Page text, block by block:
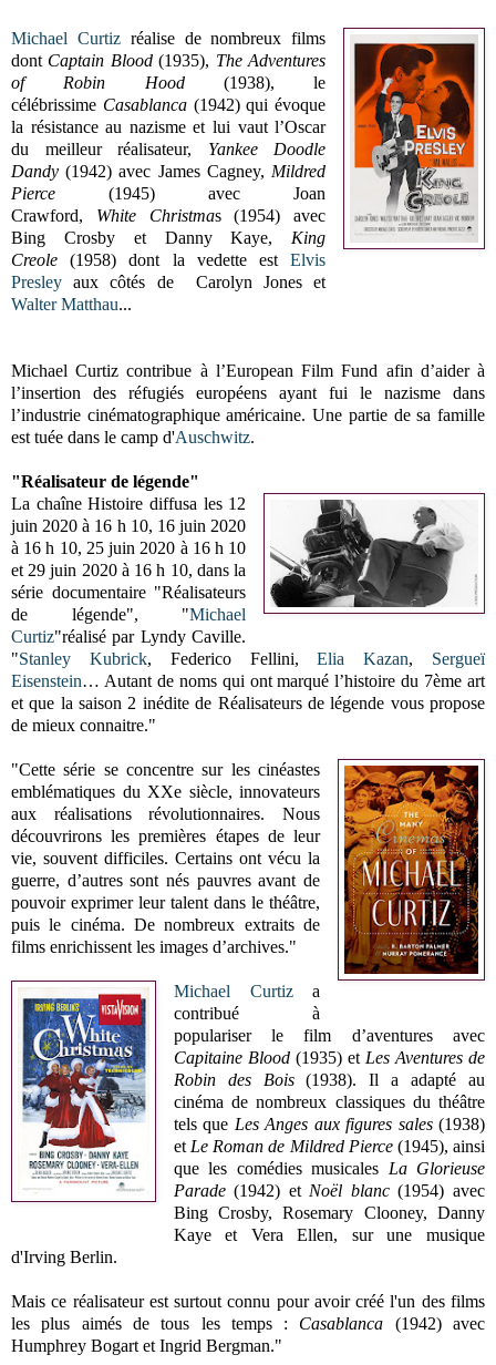
Michael Curtiz réalise de nombreux films
dont Captain Blood(1935), The Adventures
of Robin Hood(1938), le
célébrissime Casablanca(1942) qui évoque
la résistance au nazisme et lui vaut l’Oscar
du meilleur réalisateur, Yankee Doodle
Dandy (1942) avec James Cagney, Mildred
Pierce (1945) avec Joan
Crawford, White Christmas (1954) avec
Bing Crosby et Danny Kaye, King
Creole (1958) dont la vedette estElvis
Presley aux côtés de Carolyn Jones et
Walter Matthau...
Michael Curtiz contribue à l’European Film Fund afin d’aider à
l’insertion des réfugiés européens ayant fui le nazisme dans
l’industrie cinématographique américaine.Une partie de sa famille
est tuée dans le camp d'Auschwitz.
"Réalisateur de légende"
La chaîne Histoire diffusa les 12
juin 2020 à 16 h 10, 16 juin 2020
à 16 h 10, 25 juin 2020 à 16 h 10
et 29 juin 2020 à 16 h 10, dans la
série documentaire "Réalisateurs
de légende", "Michael
Curtiz"réalisé par Lyndy Caville.
"Stanley Kubrick, Federico Fellini,Elia Kazan, Sergueï
Eisenstein… Autant de noms qui ont marqué l’histoire du 7ème art
et que la saison 2 inédite de Réalisateurs de légende vous propose
de mieux connaitre."
"Cette série se concentre sur les cinéastes
emblématiques du XXe siècle, innovateurs
aux réalisations révolutionnaires. Nous
découvrirons les premières étapes de leur
vie, souvent difficiles. Certains ont vécu la
guerre, d’autres sont nés pauvres avant de
pouvoir exprimer leur talent dans le théâtre,
puis le cinéma. De nombreux extraits de
films enrichissent les images d’archives."
Michael Curtiza
contribué à
populariser le film d’aventures avec
Capitaine Blood(1935) et Les Aventures de
Robin des Bois(1938). Il a adapté au
cinéma de nombreux classiques du théâtre
tels que Les Anges aux figures sales(1938)
et Le Roman de Mildred Pierce(1945), ainsi
que les comédies musicales La Glorieuse
Parade(1942) et Noël blanc(1954) avec
Bing Crosby, Rosemary Clooney, Danny
Kaye et Vera Ellen, sur une musique
d'Irving Berlin.
Mais ce réalisateur est surtout connu pour avoir créé l'un des films
les plus aimés de tous les temps : Casablanca (1942) avec
Humphrey Bogart et Ingrid Bergman."